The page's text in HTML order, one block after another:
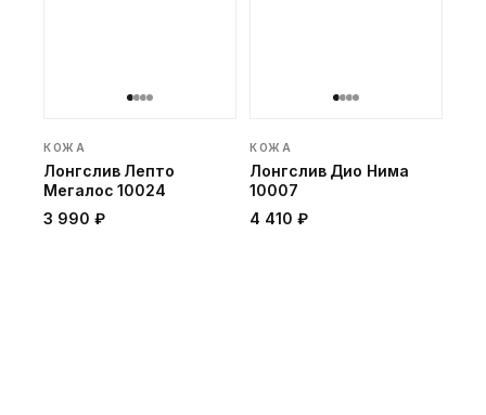
КОЖА
Лонгслив Лепто
Мегалос 10024
3 990 ₽
КОЖА
Лонгслив Дио Нима
10007
4 410 ₽